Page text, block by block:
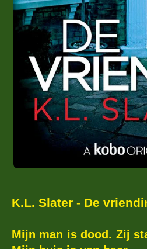
K.L. Slater - De
Mijn man is dood. Zij